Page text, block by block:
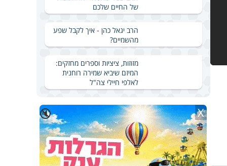
של החיים שלכם
הרב יגאל כהן - איך לקבל שפע
מהשמיים?
מזוזות, ציציות וספרים מחזקים:
המיזם שיביא שמירה רוחנית
לאלפי חיילי צה"ל
🔇 X